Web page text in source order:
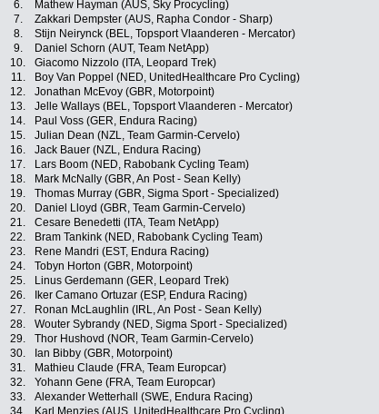
6.
Mathew Hayman (AUS, Sky Procycling)
7.
Zakkari Dempster (AUS, Rapha Condor - Sharp)
8.
Stijn Neirynck (BEL, Topsport Vlaanderen - Mercator)
9.
Daniel Schorn (AUT, Team NetApp)
10.
Giacomo Nizzolo (ITA, Leopard Trek)
11.
Boy Van Poppel (NED, UnitedHealthcare Pro Cycling)
12.
Jonathan McEvoy (GBR, Motorpoint)
13.
Jelle Wallays (BEL, Topsport Vlaanderen - Mercator)
14.
Paul Voss (GER, Endura Racing)
15.
Julian Dean (NZL, Team Garmin-Cervelo)
16.
Jack Bauer (NZL, Endura Racing)
17.
Lars Boom (NED, Rabobank Cycling Team)
18.
Mark McNally (GBR, An Post - Sean Kelly)
19.
Thomas Murray (GBR, Sigma Sport - Specialized)
20.
Daniel Lloyd (GBR, Team Garmin-Cervelo)
21.
Cesare Benedetti (ITA, Team NetApp)
22.
Bram Tankink (NED, Rabobank Cycling Team)
23.
Rene Mandri (EST, Endura Racing)
24.
Tobyn Horton (GBR, Motorpoint)
25.
Linus Gerdemann (GER, Leopard Trek)
26.
Iker Camano Ortuzar (ESP, Endura Racing)
27.
Ronan McLaughlin (IRL, An Post - Sean Kelly)
28.
Wouter Sybrandy (NED, Sigma Sport - Specialized)
29.
Thor Hushovd (NOR, Team Garmin-Cervelo)
30.
Ian Bibby (GBR, Motorpoint)
31.
Mathieu Claude (FRA, Team Europcar)
32.
Yohann Gene (FRA, Team Europcar)
33.
Alexander Wetterhall (SWE, Endura Racing)
34.
Karl Menzies (AUS, UnitedHealthcare Pro Cycling)
Facebook
Twitter
Newsletter: